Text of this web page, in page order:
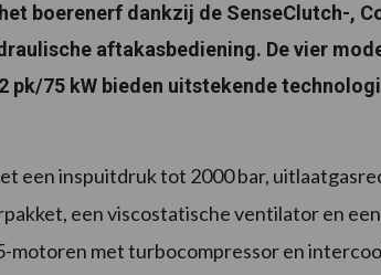
boerenerf dankzij de SenseClutch-,
aftakasbediening. De vier
pk/75 kW bieden uitstekende
een inspuitdruk tot 2000 bar,
een viscostatische ventilator en
met turbocompressor en